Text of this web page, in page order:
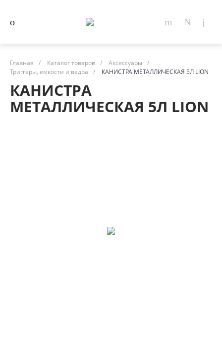
Главная / Каталог товаров / Аксессуары
/
Триггеры, емкости и ведра
/ КАНИСТРА МЕТАЛЛИЧЕСКАЯ 5Л LION
КАНИСТРА
МЕТАЛЛИЧЕСКАЯ 5Л LION